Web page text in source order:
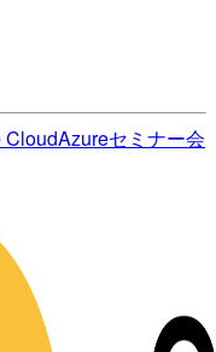
CloudAzureセミナー会